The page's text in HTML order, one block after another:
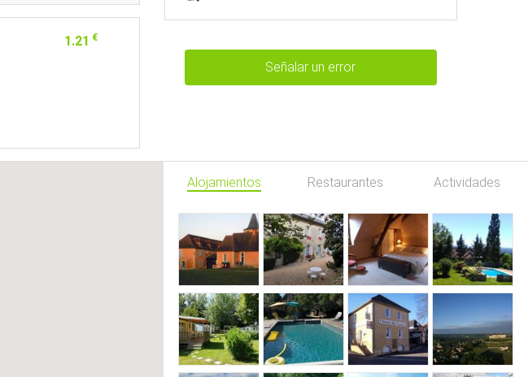
1.21 €
Señalar un error
Alojamientos Restaurantes Actividades